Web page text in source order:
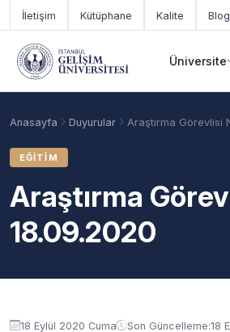
Ana içeriğe geç
İletişim Kütüphane Kalite Blog
Üniversite
Anasayfa Duyurular Araştırma Görevlisi
EĞITIM
Araştırma
18.09.2020
Duyuru içeriği
18 Eylül 2020 Cuma Son Güncelleme:18